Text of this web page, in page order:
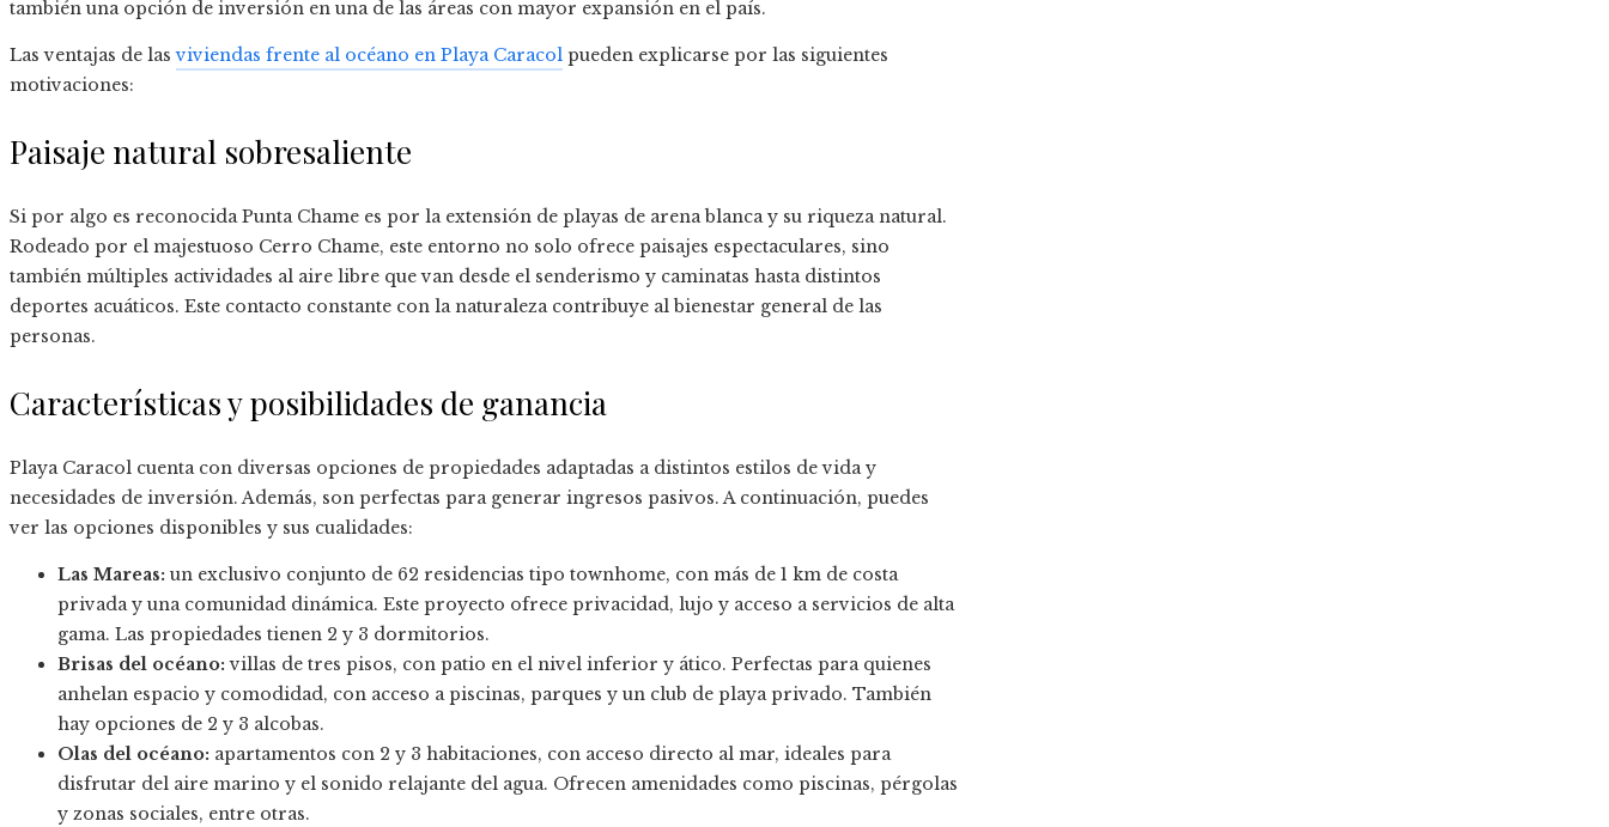
también una opción de inversión en una de las áreas con mayor expansión en el país.
Las ventajas de lasviviendas frente al océano en Playa Caracol pueden explicarse por las siguientes
motivaciones:
Paisaje natural sobresaliente
Si por algo es reconocida Punta Chame es por la extensión de playas de arena blanca y su riqueza natural.
Rodeado por el majestuoso Cerro Chame, este entorno no solo ofrece paisajes espectaculares, sino
también múltiples actividades al aire libre que van desde el senderismo y caminatas hasta distintos
deportes acuáticos. Este contacto constante con la naturaleza contribuye al bienestar general de las
personas.
Características y posibilidades de ganancia
Playa Caracol cuenta con diversas opciones de propiedades adaptadas a distintos estilos de vida y
necesidades de inversión. Además, son perfectas para generar ingresos pasivos. A continuación, puedes
ver las opciones disponibles y sus cualidades:
Las Mareas: un exclusivo conjunto de 62 residencias tipo townhome, con más de 1 km de costa
privada y una comunidad dinámica. Este proyecto ofrece privacidad, lujo y acceso a servicios de alta
gama. Las propiedades tienen 2 y 3 dormitorios.
Brisas del océano: villas de tres pisos, con patio en el nivel inferior y ático. Perfectas para quienes
anhelan espacio y comodidad, con acceso a piscinas, parques y un club de playa privado. También
hay opciones de 2 y 3 alcobas.
Olas del océano: apartamentos con 2 y 3 habitaciones, con acceso directo al mar, ideales para
disfrutar del aire marino y el sonido relajante del agua. Ofrecen amenidades como piscinas, pérgolas
y zonas sociales, entre otras.